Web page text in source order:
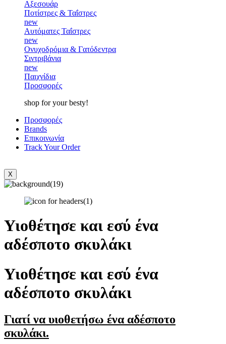
Αξεσουάρ
Ποτίστρες & Ταΐστρες
new
Αυτόματες Ταΐστρες
new
Ονυχοδρόμια & Γατόδεντρα
Σιντριβάνια
new
Παιχνίδια
Προσφορές
shop for your besty!
Προσφορές
Brands
Επικοινωνία
Track Your Order
X
Υιοθέτησε και εσύ ένα
αδέσποτο σκυλάκι
Υιοθέτησε και εσύ ένα
αδέσποτο σκυλάκι
Γιατί να υιοθετήσω ένα αδέσποτο
σκυλάκι.